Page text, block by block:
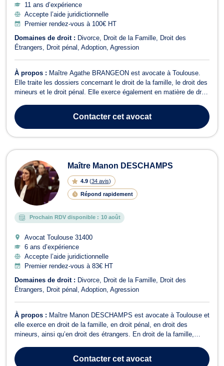
11 ans d’expérience
Accepte l’aide juridictionnelle
Premier rendez-vous à 100€ HT
Domaines de droit : Divorce Droit de la Famille
Droit des
Étrangers
Droit pénal Adoption Agression
À propos : Maître Agathe BRANGEON est avocate à Toulouse.
Elle traite les dossiers concernant le droit de la famille, le droit des
mineurs et le droit pénal. Elle exerce également en matière de droit
nationalité, demande de naturalisation, ... N'hésitez pas à la
contacter pou...
Contactercet avocat
Maître Manon DESCHAMPS
4.9 (34 avis)
Répond rapidement
Prochain RDV disponible : 10 août
Avocat Toulouse 31400
6 ans d’expérience
Accepte l’aide juridictionnelle
Premier rendez-vous à 83€ HT
Domaines de droit : Divorce Droit de la Famille
Droit des
Étrangers
Droit pénal Adoption Agression
À propos : Maître Manon DESCHAMPS est avocate à Toulouse et
elle exerce en droit de la famille, en droit pénal, en droit des
mineurs, ainsi qu’en droit des étrangers. En droit de la famille,
Divorce, qu'il s'agisse d'un divorce à l'amiable (divorce judiciaire ou
divorce par co...
Contactercet avocat